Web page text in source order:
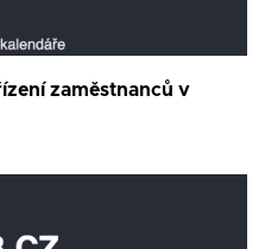
zaměstnanců v